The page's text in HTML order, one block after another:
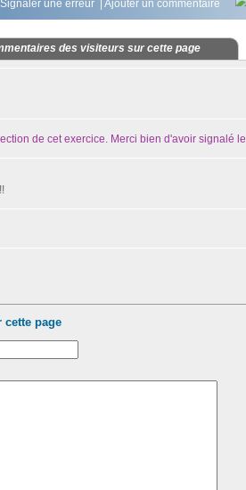
Signaler une erreur Ajouter un commentaire
des visiteurs sur cette page
de cet exercice. Merci bien d'avoir signalé le
page